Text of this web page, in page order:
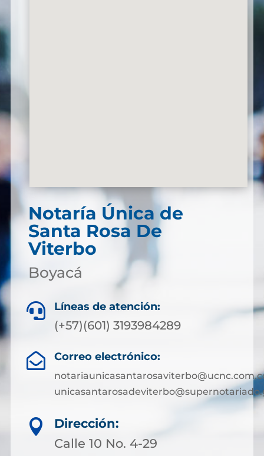
Notaría Única de
Santa Rosa De
Viterbo
Boyacá
 Líneas de atención:
(+57)(601) 3193984289
 Correo electrónico:

Dirección:
Calle 10 No. 4-29